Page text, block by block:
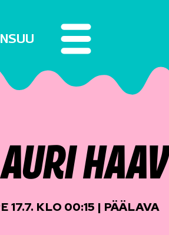
HAAV
17.7. KLO 00:15 | PÄÄLAVA